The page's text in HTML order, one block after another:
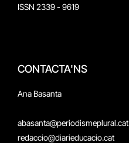
ISSN 2339 - 9619
CONTACTA'NS
Ana Basanta
abasanta@periodismeplural.cat
redaccio@diarieducacio.cat